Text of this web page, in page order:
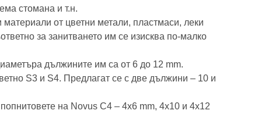
стомана и т.н.
от цветни метали, пластмаси, леки
за занитването им се изисква по-малко
дължините им са от 6 до 12 mm.
S3 и S4. Предлагат се с две дължини – 10 и
на Novus C4 – 4х6 mm, 4х10 и 4х12